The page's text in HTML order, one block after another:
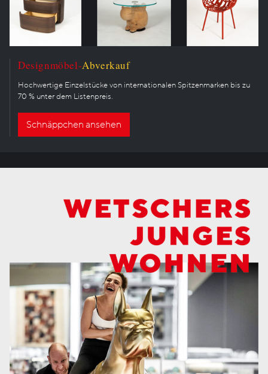
Designmöbel-Abverkauf
Hochwertige Einzelstücke von internationalen Spitzenmarken bis zu
70 % unter dem Listenpreis.
Schnäppchen ansehen